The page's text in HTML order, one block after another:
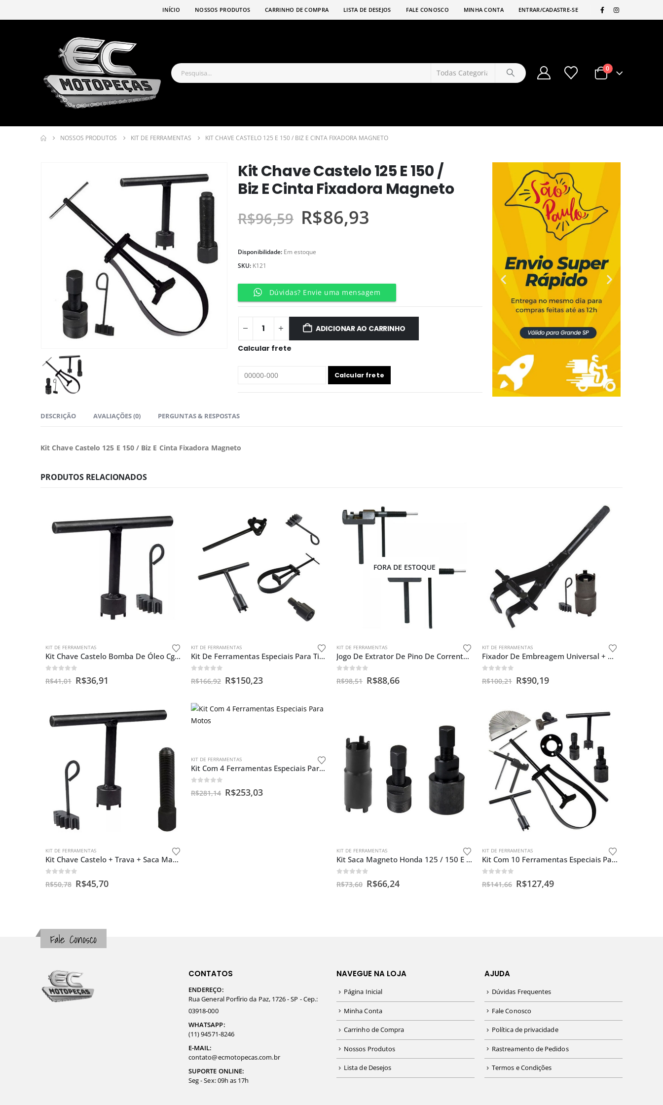
INÍCIO NOSSOS PRODUTOS CARRINHO DE COMPRA LISTA DE DESEJOS FALE CONOSCO MINHA CONTA ENTRAR/CADASTRE-SE
0
NOSSOS PRODUTOS KIT DE FERRAMENTAS KIT CHAVE CASTELO 125 E 150 / BIZ E CINTA FIXADORA MAGNETO
Kit Chave Castelo 125 E 150 /
Biz E Cinta Fixadora Magneto
R$96,59 R$86,93
Disponibilidade: Em estoque
SKU: K121
Dúvidas? Envie uma mensagem
ADICIONAR AO CARRINHO
Calcular frete
DESCRIÇÃO AVALIAÇÕES (0) PERGUNTAS & RESPOSTAS
Kit Chave Castelo 125 E 150 / Biz E Cinta Fixadora Magneto
PRODUTOS RELACIONADOS
KIT DE FERRAMENTAS
Kit Chave Castelo Bomba De Óleo Cg 125 + Trava Embreagem
R$41,01 R$36,91
KIT DE FERRAMENTAS
Kit De Ferramentas Especiais Para Titan 160 Cc
R$166,92 R$150,23
FORA DE ESTOQUE
KIT DE FERRAMENTAS
Jogo De Extrator De Pino De Corrente 428 E 520 Elos
R$98,51 R$88,66
KIT DE FERRAMENTAS
Fixador De Embreagem Universal + Chave Castelo Dupla E Trava
R$100,21 R$90,19
KIT DE FERRAMENTAS
Kit Chave Castelo + Trava + Saca Magneto Cg125 00 – 02
R$50,78 R$45,70
KIT DE FERRAMENTAS
Kit Com 4 Ferramentas Especiais Para Motos
R$281,14 R$253,03
KIT DE FERRAMENTAS
Kit Saca Magneto Honda 125 / 150 E Castelo Dupla 20x24mm
R$73,60 R$66,24
KIT DE FERRAMENTAS
Kit Com 10 Ferramentas Especiais Para Motos
R$141,66 R$127,49
Fale Conosco
CONTATOS
ENDEREÇO:
Rua General Porfírio da Paz, 1726 - SP - Cep.:
03918-000
WHATSAPP:
(11) 94571-8246
E-MAIL:
contato@ecmotopecas.com.br
SUPORTE ONLINE:
Seg - Sex: 09h as 17h
NAVEGUE NA LOJA
Página Inicial
Minha Conta
Carrinho de Compra
Nossos Produtos
Lista de Desejos
AJUDA
Dúvidas Frequentes
Fale Conosco
Política de privacidade
Rastreamento de Pedidos
Termos e Condições